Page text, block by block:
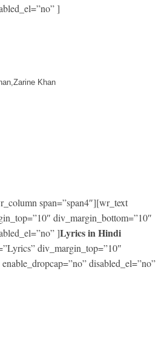
]
Khan
span=”span4″][wr_text
div_margin_bottom=”10″
]Lyrics in Hindi
div_margin_top=”10″
disabled_el=”no”